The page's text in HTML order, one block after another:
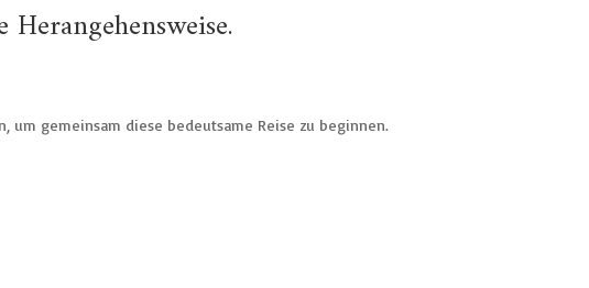
um gemeinsam diese bedeutsame Reise zu beginnen.